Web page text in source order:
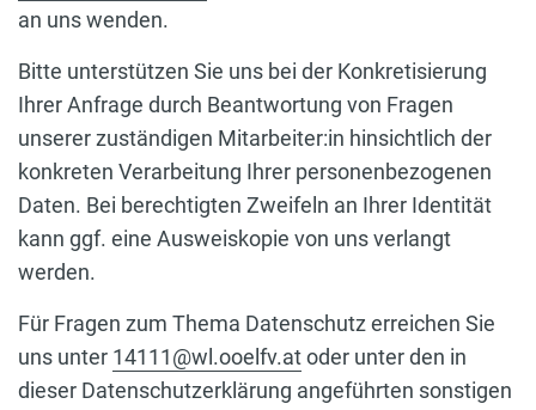
an uns wenden.
Bitte unterstützen Sie uns bei der Konkretisierung
Ihrer Anfrage durch Beantwortung von Fragen
unserer zuständigen Mitarbeiter:in hinsichtlich der
konkreten Verarbeitung Ihrer personenbezogenen
Daten. Bei berechtigten Zweifeln an Ihrer Identität
kann ggf. eine Ausweiskopie von uns verlangt
werden.
Für Fragen zum Thema Datenschutz erreichen Sie
uns unter 14111@wl.ooelfv.atoder unter den in
dieser Datenschutzerklärung angeführten sonstigen